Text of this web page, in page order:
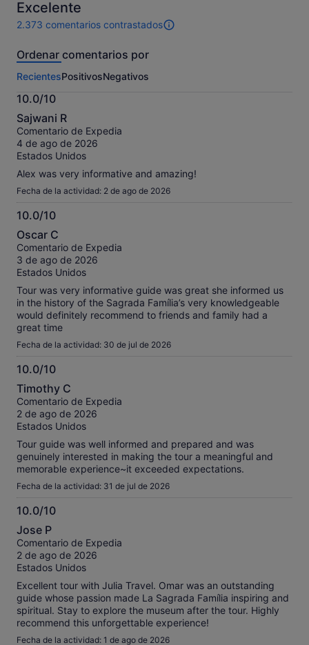
Excelente
2.373 comentarios contrastados
2373 comentarios
esta
Más
información
sobre
nuestros
comentarios
contrastados.
Ordenar comentarios por
RecientesPositivosNegativos
10.0/10
10.0
sobre
10
Sajwani R
Comentario de Expedia
4 de ago de 2026
Estados Unidos
Alex was very informative and amazing!
Fecha de la actividad: 2 de ago de 2026
10.0/10
10.0
sobre
10
Oscar C
Comentario de Expedia
3 de ago de 2026
Estados Unidos
Tour was very informative guide was great she informed us
in the history of the Sagrada Família’s very knowledgeable
would definitely recommend to friends and family had a
great time
Fecha de la actividad: 30 de jul de 2026
10.0/10
10.0
sobre
10
Timothy C
Comentario de Expedia
2 de ago de 2026
Estados Unidos
Tour guide was well informed and prepared and was
genuinely interested in making the tour a meaningful and
memorable experience~it exceeded expectations.
Fecha de la actividad: 31 de jul de 2026
10.0/10
10.0
sobre
10
Jose P
Comentario de Expedia
2 de ago de 2026
Estados Unidos
Excellent tour with Julia Travel. Omar was an outstanding
guide whose passion made La Sagrada Família inspiring and
spiritual. Stay to explore the museum after the tour. Highly
recommend this unforgettable experience!
Fecha de la actividad: 1 de ago de 2026